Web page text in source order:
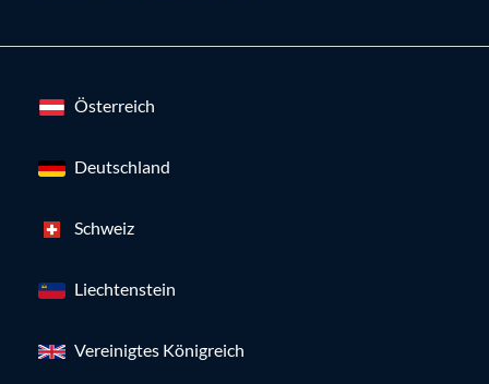
Österreich
Deutschland
Schweiz
Liechtenstein
Vereinigtes Königreich